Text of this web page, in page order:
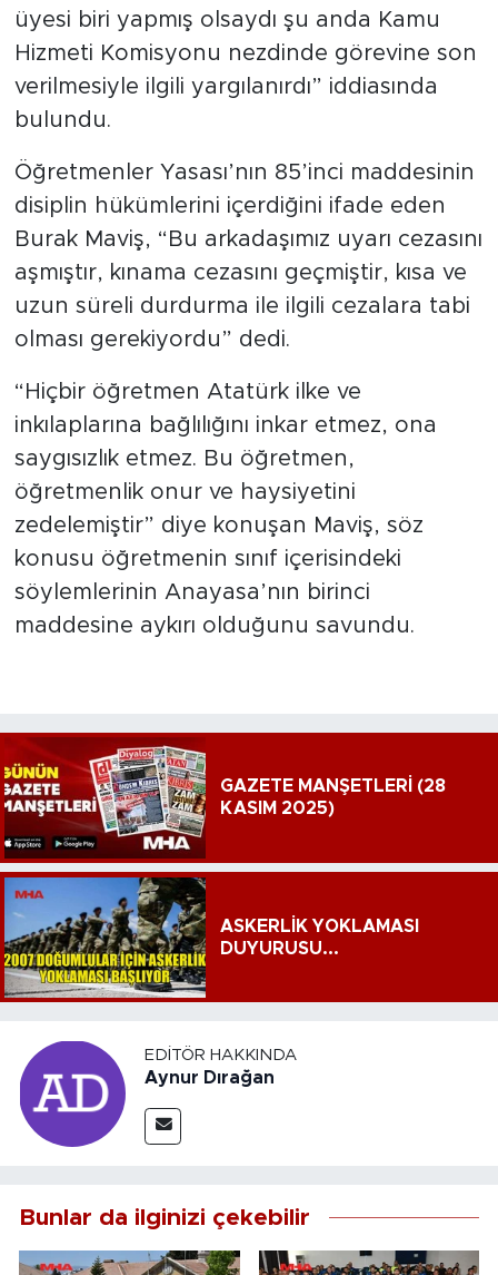
üyesi biri yapmış olsaydı şu anda Kamu
Hizmeti Komisyonu nezdinde görevine son
verilmesiyle ilgili yargılanırdı” iddiasında
bulundu.
Öğretmenler Yasası’nın 85’inci maddesinin
disiplin hükümlerini içerdiğini ifade eden
Burak Maviş, “Bu arkadaşımız uyarı cezasını
aşmıştır, kınama cezasını geçmiştir, kısa ve
uzun süreli durdurma ile ilgili cezalara tabi
olması gerekiyordu” dedi.
“Hiçbir öğretmen Atatürk ilke ve
inkılaplarına bağlılığını inkar etmez, ona
saygısızlık etmez. Bu öğretmen,
öğretmenlik onur ve haysiyetini
zedelemiştir” diye konuşan Maviş, söz
konusu öğretmenin sınıf içerisindeki
söylemlerinin Anayasa’nın birinci
maddesine aykırı olduğunu savundu.
GAZETE MANŞETLERİ (28
KASIM 2025)
ASKERLİK YOKLAMASI
DUYURUSU...
EDITÖR HAKKINDA
Aynur Dırağan
Bunlar da ilginizi çekebilir